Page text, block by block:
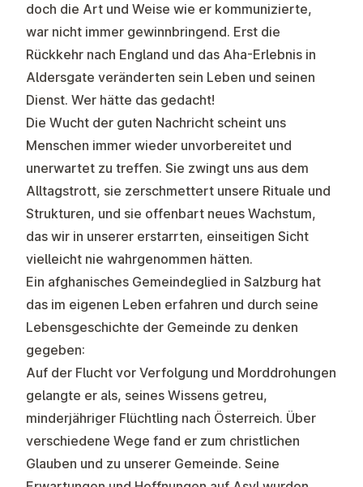
doch die Art und Weise wie er kommunizierte,
war nicht immer gewinnbringend. Erst die
Rückkehr nach England und das Aha-Erlebnis in
Aldersgate veränderten sein Leben und seinen
Dienst. Wer hätte das gedacht!
Die Wucht der guten Nachricht scheint uns
Menschen immer wieder unvorbereitet und
unerwartet zu treffen. Sie zwingt uns aus dem
Alltagstrott, sie zerschmettert unsere Rituale und
Strukturen, und sie offenbart neues Wachstum,
das wir in unserer erstarrten, einseitigen Sicht
vielleicht nie wahrgenommen hätten.
Ein afghanisches Gemeindeglied in Salzburg hat
das im eigenen Leben erfahren und durch seine
Lebensgeschichte der Gemeinde zu denken
gegeben:
Auf der Flucht vor Verfolgung und Morddrohungen
gelangte er als, seines Wissens getreu,
minderjähriger Flüchtling nach Österreich. Über
verschiedene Wege fand er zum christlichen
Glauben und zu unserer Gemeinde. Seine